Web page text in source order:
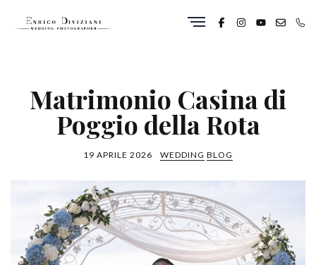
Matrimonio Casina di
Poggio della Rota
19 APRILE 2026 WEDDING BLOG